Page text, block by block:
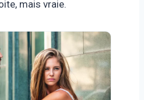
mais vraie.